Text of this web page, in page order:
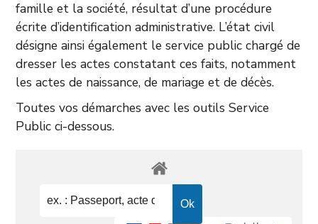
famille et la société, résultat d’une procédure
écrite d’identification administrative. L’état civil
désigne ainsi également le service public chargé de
dresser les actes constatant ces faits, notamment
les actes de naissance, de mariage et de décès.
Toutes vos démarches avec les outils Service
Public ci-dessous.